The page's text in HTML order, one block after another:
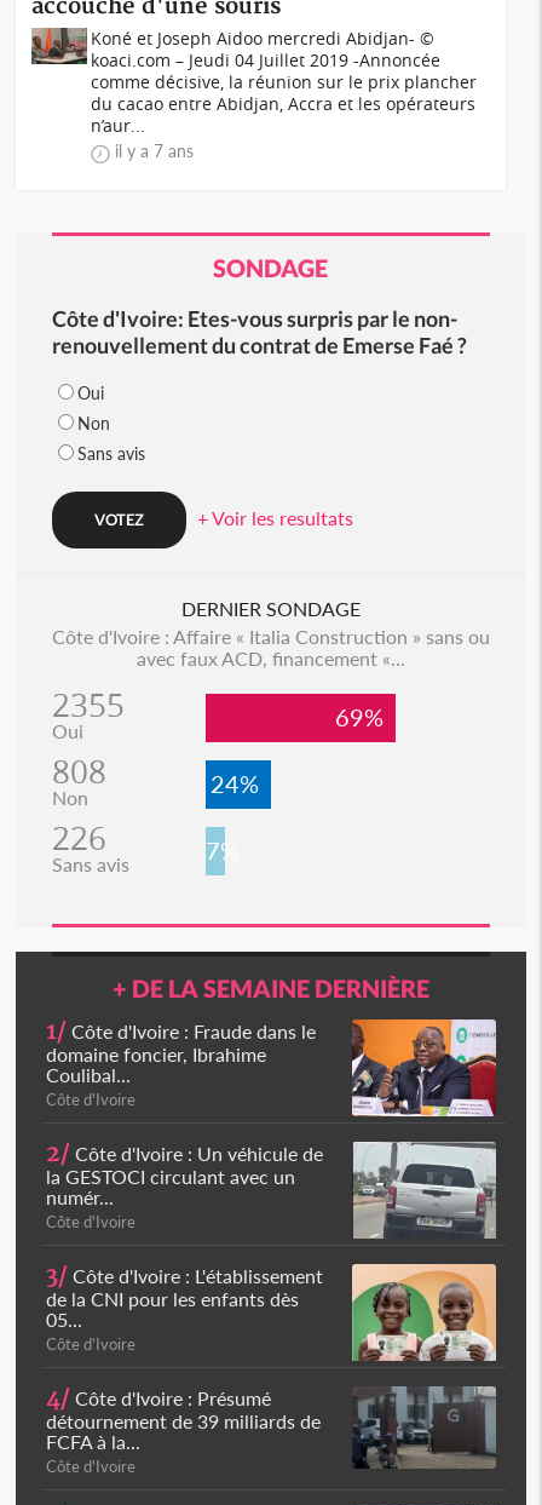
accouche d'une souris
Koné et Joseph Aidoo mercredi Abidjan- ©
koaci.com – Jeudi 04 Juillet 2019 -Annoncée
comme décisive, la réunion sur le prix plancher
du cacao entre Abidjan, Accra et les opérateurs
n’aur...
il y a 7 ans
SONDAGE
Côte d'Ivoire: Etes-vous surpris par le non-
renouvellement du contrat de Emerse Faé ?
Oui
Non
Sans avis
+ Voir les resultats
DERNIER SONDAGE
Côte d'Ivoire : Affaire « Italia Construction » sans ou
avec faux ACD, financement «...
2355
Oui 69%
808
Non 24%
226
Sans avis 7%
+ DE LA SEMAINE DERNIÈRE
1/ Côte d'Ivoire : Fraude dans le
domaine foncier, Ibrahime
Coulibal...
Côte d'Ivoire
2/ Côte d'Ivoire : Un véhicule de
la GESTOCI circulant avec un
numér...
Côte d'Ivoire
3/ Côte d'Ivoire : L'établissement
de la CNI pour les enfants dès
05...
Côte d'Ivoire
4/ Côte d'Ivoire : Présumé
détournement de 39 milliards de
FCFA à la...
Côte d'Ivoire